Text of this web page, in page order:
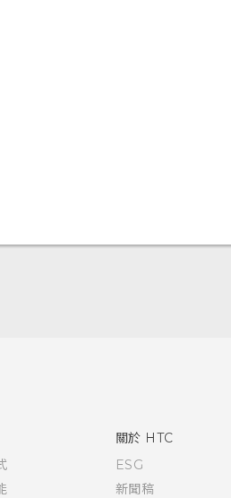
關於 HTC
ESG
新聞稿